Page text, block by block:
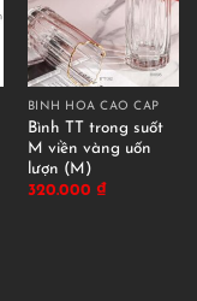
BÌNH HOA CAO CẤP
Bình TT trong suốt
M viền vàng uốn
lượn (M)
320.000 ₫